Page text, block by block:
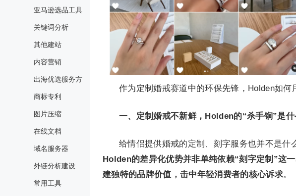
亚马逊选品工具
关键词分析
其他建站
内容营销
出海优选服务方
商标专利
图片压缩
在线文档
域名服务器
外链分析建设
常用工具
作为定制婚戒赛道中的环保先锋，Holden如何
一、定制婚戒不新鲜，Holden的“杀手锏”是什
给情侣提供婚戒的定制、刻字服务也并不是什
Holden的差异化优势并非单纯依赖“刻字定制”这
建独特的品牌价值，击中年轻消费者的核心诉求。